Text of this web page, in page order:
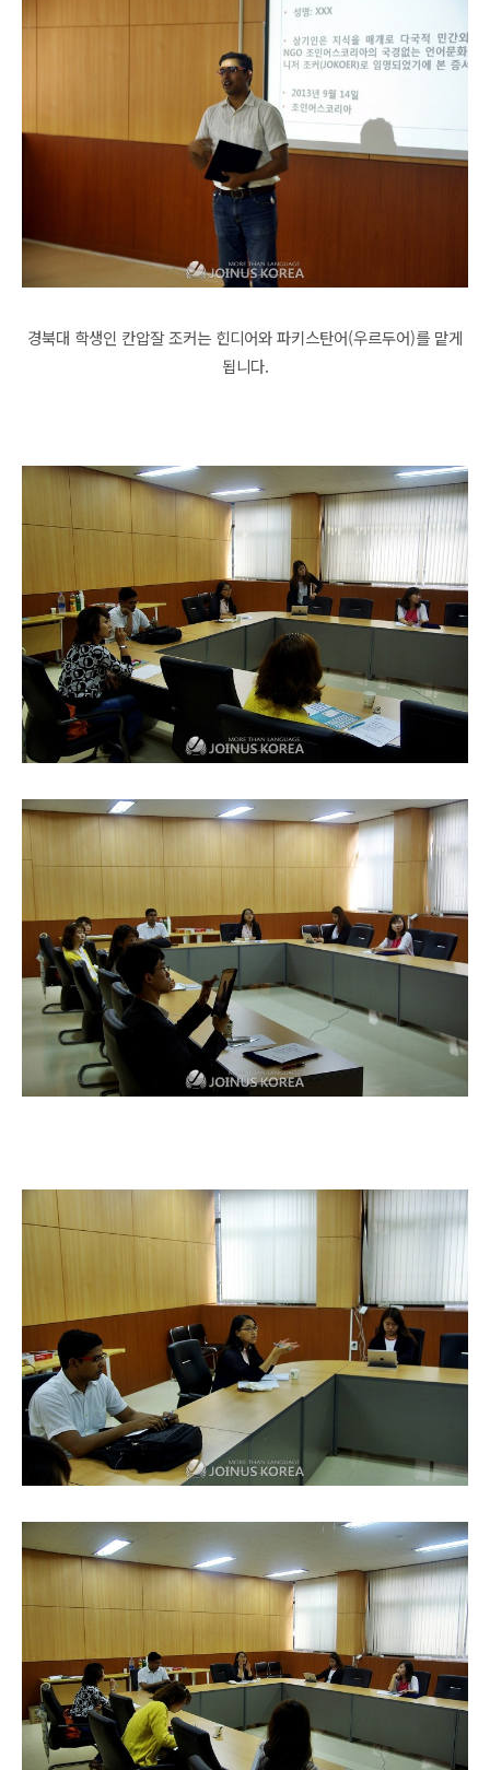
경북대 학생인 칸압잘 조커는 힌디어와 파키스탄어(우르두어)를 맡게
됩니다.